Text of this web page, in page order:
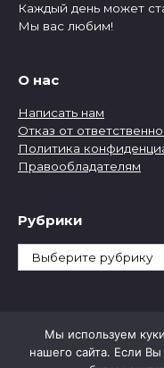
Каждый день может
Мы вас любим!
О нас
Написать нам
Отказ от
Политика
Правообладателям
Рубрики
Рубрики
Мы используем
нашего сайта. Если